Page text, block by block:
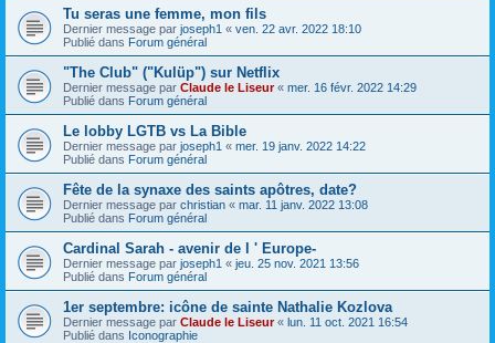
Tu seras une femme, mon fils
Dernier message par joseph1 « ven. 22 avr. 2022 18:10
Publié dans Forum général
"The Club" ("Kulüp") sur Netflix
Dernier message par Claude le Liseur« mer. 16 févr. 2022 14:29
Publié dans Forum général
Le lobby LGTB vs La Bible
Dernier message par joseph1 « mer. 19 janv. 2022 14:22
Publié dans Forum général
Fête de la synaxe des saints apôtres, date?
Dernier message par christian « mar. 11 janv. 2022 13:08
Publié dans Forum général
Cardinal Sarah - avenir de l ' Europe-
Dernier message par joseph1 « jeu. 25 nov. 2021 13:56
Publié dans Forum général
1er septembre: icône de sainte Nathalie Kozlova
Dernier message par Claude le Liseur« lun. 11 oct. 2021 16:54
Publié dans Iconographie